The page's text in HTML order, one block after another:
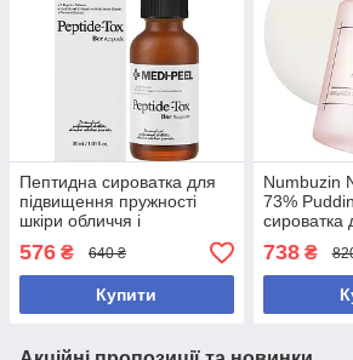
Пептидна сироватка для
підвищення пружності
шкіри обличчя і
розгладження зморшок
Medi-Peel Peptide-Tox Bor
Ampoule 30 мл
576 ₴ 640 ₴
Купити
Numbuzin
73%
сироватка
колагеном,
738₴